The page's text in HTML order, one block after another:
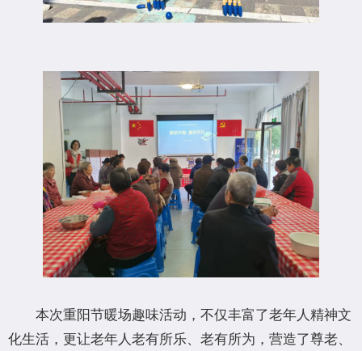
本次重阳节暖场趣味活动，不仅丰富了老年人精神文
化生活，更让老年人老有所乐、老有所为，营造了尊老、